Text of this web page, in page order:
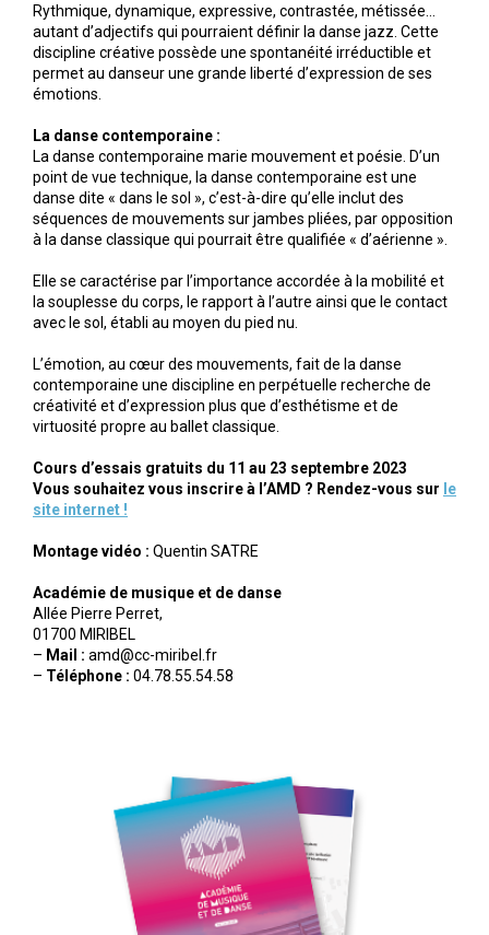
Rythmique, dynamique, expressive, contrastée, métissée…
autant d’adjectifs qui pourraient définir la danse jazz. Cette
discipline créative possède une spontanéité irréductible et
permet au danseur une grande liberté d’expression de ses
émotions.
La danse contemporaine :
La danse contemporaine marie mouvement et poésie. D’un
point de vue technique, la danse contemporaine est une
danse dite « dans le sol », c’est-à-dire qu’elle inclut des
séquences de mouvements sur jambes pliées, par opposition
à la danse classique qui pourrait être qualifiée « d’aérienne ».
Elle se caractérise par l’importance accordée à la mobilité et
la souplesse du corps, le rapport à l’autre ainsi que le contact
avec le sol, établi au moyen du pied nu.
L’émotion, au cœur des mouvements, fait de la danse
contemporaine une discipline en perpétuelle recherche de
créativité et d’expression plus que d’esthétisme et de
virtuosité propre au ballet classique.
Cours d’essais gratuits du 11 au 23 septembre 2023
Vous souhaitez vous inscrire à l’AMD ? Rendez-vous sur le
site internet !
Montage vidéo : Quentin SATRE
Académie de musique et de danse
Allée Pierre Perret,
01700 MIRIBEL
– Mail : amd@cc-miribel.fr
– Téléphone : 04.78.55.54.58